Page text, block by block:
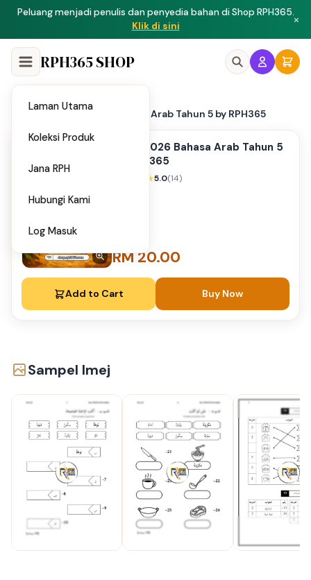
Peluang menjadi penulis dan penyedia bahan di Shop RPH365.
Klik di sini
×
Laman Utama
Koleksi Produk
Jana RPH
Hubungi Kami
Log Masuk
RPH365 SHOP
Home UPSA 2026 Bahasa Arab Tahun 5 by RPH365
UPSA 2026 Bahasa Arab Tahun 5
by RPH365
5.0(14)
RM 20.00
Add to Cart Buy Now
Sampel Imej